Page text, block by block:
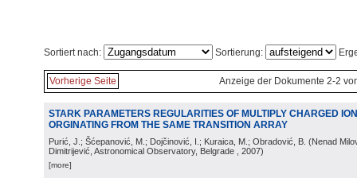
Sortiert nach: Sortierung:
Vorherige Seite Anzeige der Dokumente 2-2
STARK PARAMETERS REGULARITIES OF MULTIPLY CHARGED
ORGINATING FROM THE SAME TRANSITION ARRAY
Purić, J.; Šćepanović, M.; Dojčinović, I.; Kuraica, M.; Obradović, B. (Nenad
Dimitrijević, Astronomical Observatory, Belgrade
, 2007)
[more]